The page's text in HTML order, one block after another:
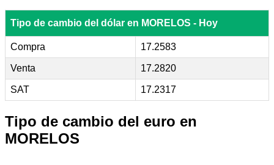
Tipo de cambio del dólar en MORELOS - Hoy
Compra 17.2583
Venta 17.2820
SAT 17.2317
Tipo de cambio del euro en
MORELOS